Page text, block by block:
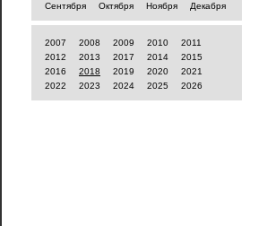
Сентября
Октября Ноября Декабря
2007 2008 2009 2010
2011
2012
2013 2017 2014
2015
2016
2018 2019 2020
2021
2022
2023 2024 2025 2026